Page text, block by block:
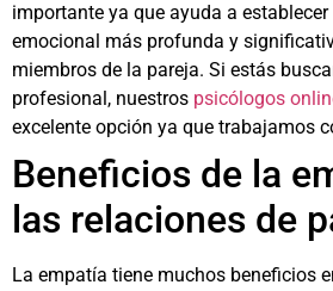
importante ya que ayuda a
emocional más profunda y
miembros de la pareja. Si estás
profesional, nuestros psicólogos
excelente opción ya que trabajamos
Beneficios de la
las relaciones de
La empatía tiene muchos beneficios